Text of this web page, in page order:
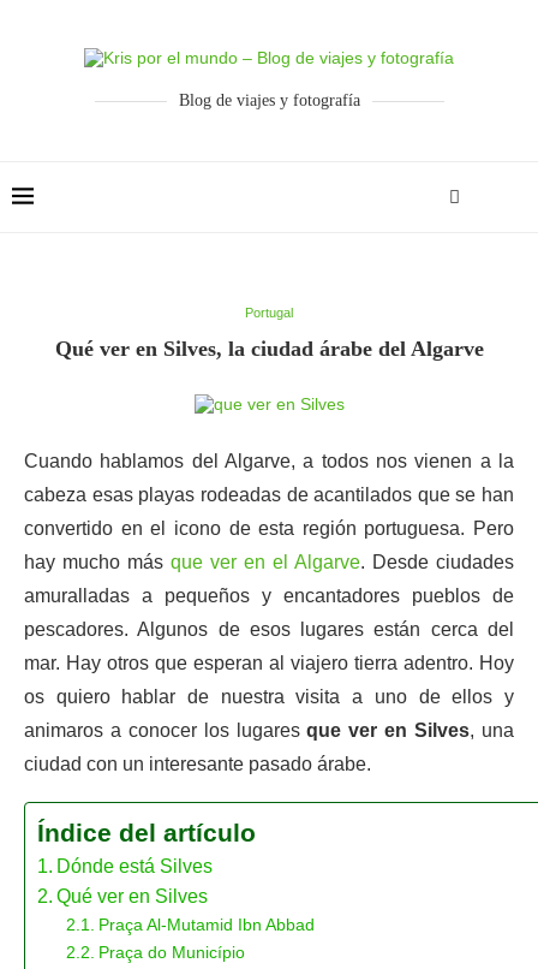
Blog de viajes y fotografía
Portugal
Qué ver en Silves, la ciudad árabe del Algarve
Cuando hablamos del Algarve, a todos nos vienen a la
cabeza esas playas rodeadas de acantilados que se han
convertido en el icono de esta región portuguesa. Pero
hay mucho más que ver en el Algarve. Desde ciudades
amuralladas a pequeños y encantadores pueblos de
pescadores. Algunos de esos lugares están cerca del
mar. Hay otros que esperan al viajero tierra adentro. Hoy
os quiero hablar de nuestra visita a uno de ellos y
animaros a conocer los lugaresque ver en Silves, una
ciudad con un interesante pasado árabe.
Índice del artículo
Dónde está Silves
Qué ver en Silves
Praça Al-Mutamid Ibn Abbad
Praça do Município